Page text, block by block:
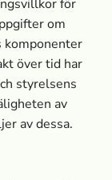
för
om
komponenter
över tid har
styrelsens
av
av dessa.